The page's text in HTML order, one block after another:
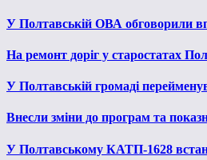
У Полтавській ОВА обговорили
На ремонт доріг у старостатах
У Полтавській громаді
Внесли зміни до програм та
У Полтавському КАТП-1628